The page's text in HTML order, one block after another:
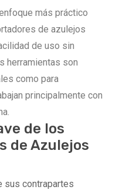
más práctico
de azulejos
de uso sin
herramientas son
como para
principalmente con
de los
de Azulejos
sus contrapartes